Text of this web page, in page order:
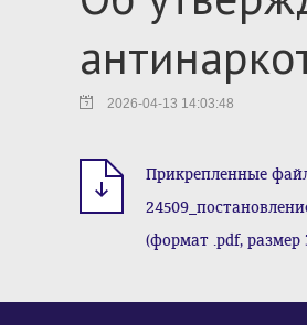
2026-04-13 14:03:48
Прикрепленные
(формат .pdf, размер